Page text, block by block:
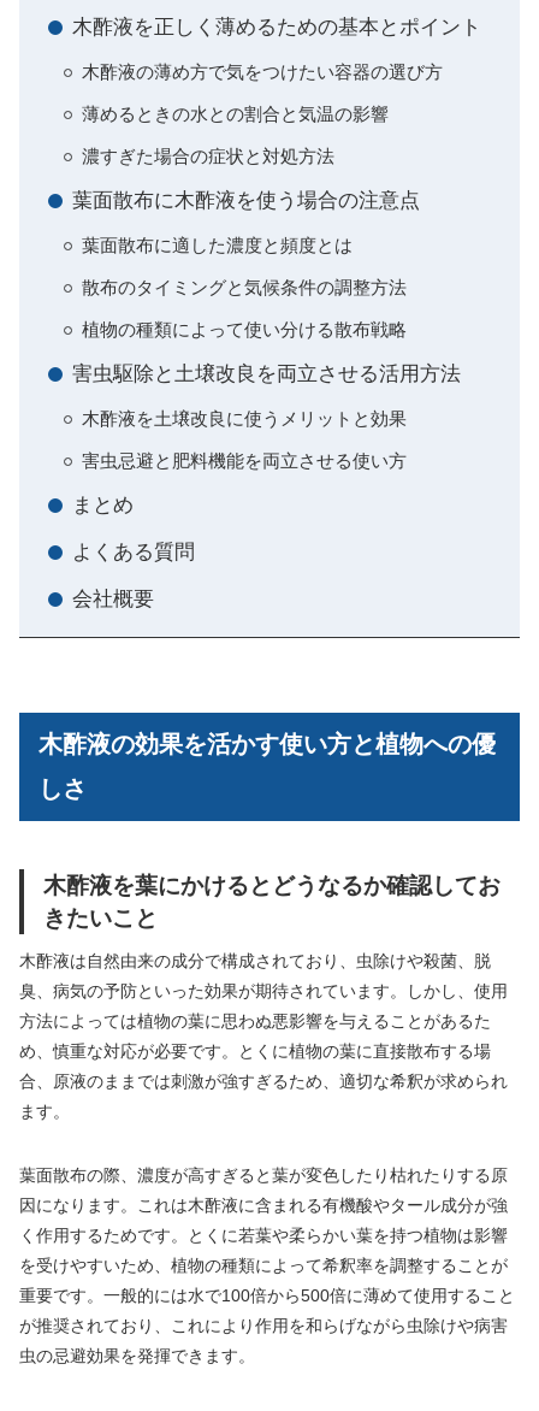
木酢液を正しく薄めるための基本とポイント
木酢液の薄め方で気をつけたい容器の選び方
薄めるときの水との割合と気温の影響
濃すぎた場合の症状と対処方法
葉面散布に木酢液を使う場合の注意点
葉面散布に適した濃度と頻度とは
散布のタイミングと気候条件の調整方法
植物の種類によって使い分ける散布戦略
害虫駆除と土壌改良を両立させる活用方法
木酢液を土壌改良に使うメリットと効果
害虫忌避と肥料機能を両立させる使い方
まとめ
よくある質問
会社概要
木酢液の効果を活かす使い方と植物への優
しさ
木酢液を葉にかけるとどうなるか確認してお
きたいこと
木酢液は自然由来の成分で構成されており、虫除けや殺菌、脱
臭、病気の予防といった効果が期待されています。しかし、使用
方法によっては植物の葉に思わぬ悪影響を与えることがあるた
め、慎重な対応が必要です。とくに植物の葉に直接散布する場
合、原液のままでは刺激が強すぎるため、適切な希釈が求められ
ます。
葉面散布の際、濃度が高すぎると葉が変色したり枯れたりする原
因になります。これは木酢液に含まれる有機酸やタール成分が強
く作用するためです。とくに若葉や柔らかい葉を持つ植物は影響
を受けやすいため、植物の種類によって希釈率を調整することが
重要です。一般的には水で100倍から500倍に薄めて使用すること
が推奨されており、これにより作用を和らげながら虫除けや病害
虫の忌避効果を発揮できます。